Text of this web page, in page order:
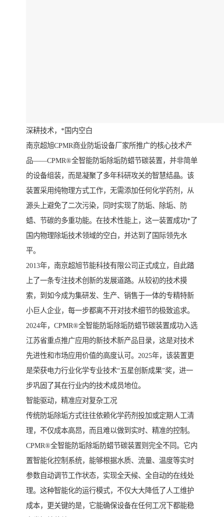
深耕技术，*国内空白
南京超旭CPMR商业防垢设备厂家所推广的核心技术产
品——CPMR®全智能防垢除垢防蜡节碳装置，并非简单
的设备组装，而是凝聚了多年科研攻关的智慧结晶。该
装置采用纯物理方式工作，无需添加任何化学药剂，从
源头上避免了二次污染，同时实现了防垢、除垢、防
蜡、节碳的多重功能。在技术性能上，这一装置成功*了
国内物理除垢技术领域的空白，并达到了国际领先水
平。
2013年，南京超旭节能科技有限公司正式成立，自此踏
上了一条专注技术创新的发展道路。从较初的技术摸
索，到如今成为集研发、生产、销售于一体的专精特新
小巨人企业，每一步都离不开对技术细节的极致追求。
2024年，CPMR®全智能防垢除垢防蜡节碳装置成功入选
江苏省重点推广应用的新技术新产品目录，这是对技术
先进性和市场应用价值的高度认可。2025年，该装置更
是荣获电力行业化学专业技术“五星创新成果”奖，进一
步巩固了其在行业内的技术成员地位。
智能驱动，精准应对复杂工况
传统防垢除垢方式往往依赖化学药剂投加或定期人工清
理，不仅成本高昂，而且难以做到实时、精准的控制。
CPMR®全智能防垢除垢防蜡节碳装置则完全不同。它内
置智能化控制系统，能够根据水质、流量、温度等实时
参数自动调节工作状态，实现全天候、全自动的在线处
理。这种智能化的运行模式，不仅大大降低了人工维护
成本，更关键的是，它能确保设备在任何工况下都能稳